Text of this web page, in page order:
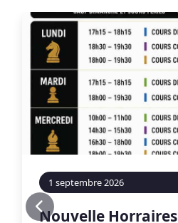
1 septembre 2026
Nouvelle Horraires